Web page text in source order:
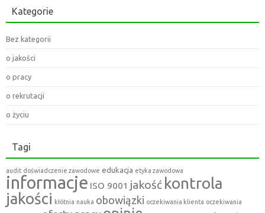
Kategorie
Bez kategorii
o jakości
o pracy
o rekrutacji
o życiu
Tagi
audit doświadczenie zawodowe edukacja etyka zawodowa
informacje ISO 9001 jakość kontrola
jakości kłótnia nauka obowiązki oczekiwania klienta oczekiwania